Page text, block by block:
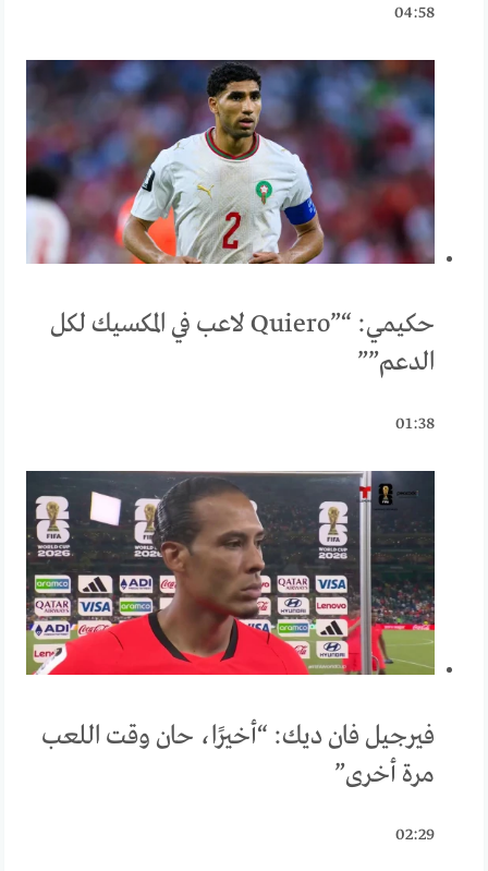
04:58
حكيمي: “”Quiero لاعب في المكسيك لكل
الدعم””
01:38
فيرجيل فان ديك: “أخيرًا، حان وقت اللعب
مرة أخرى”
02:29